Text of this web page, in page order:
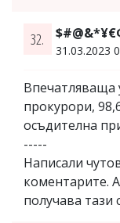
32.
31.03.2023
Впечатляваща
прокурори,
осъдителна
-----
Написали
коментарите.
получава тази